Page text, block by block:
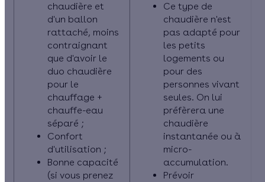
chaudière et
d'un ballon
rattaché, moins
contraignant
que d'avoir le
duo chaudière
pour le
chauffage +
chauffe-eau
séparé ;
Confort
d'utilisation ;
Bonne capacité
(si vous prenez
Ce type de
chaudière n'est
pas adapté pour
les petits
logements ou
pour des
personnes vivant
seules. On lui
préfèrera une
chaudière
instantanée ou à
micro-
accumulation.
Prévoir